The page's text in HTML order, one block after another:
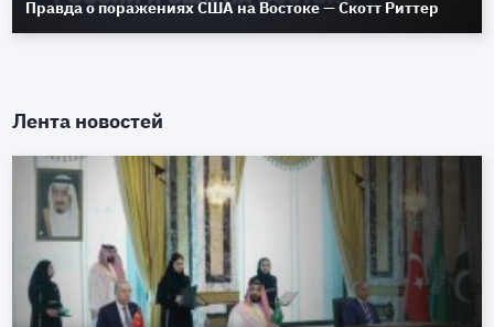
Правда о поражениях США на Востоке — Скотт Риттер
Лента новостей